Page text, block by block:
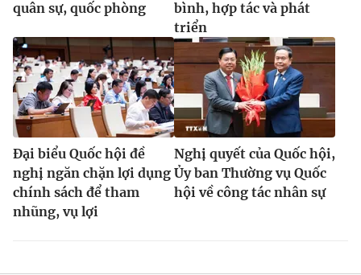
quân sự, quốc phòng
bình, hợp tác và phát
triển
Đại biểu Quốc hội đề
nghị ngăn chặn lợi dụng
chính sách để tham
nhũng, vụ lợi
Nghị quyết của Quốc hội,
Ủy ban Thường vụ Quốc
hội về công tác nhân sự